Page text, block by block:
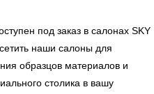
под заказ в салонах SKY
наши салоны для
образцов материалов и
столика в вашу